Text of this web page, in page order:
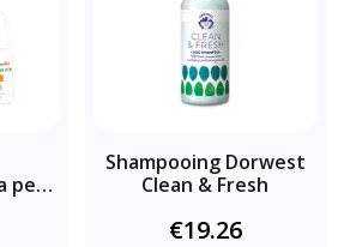
peau
Shampooing Dorwest
Clean & Fresh
€19.26